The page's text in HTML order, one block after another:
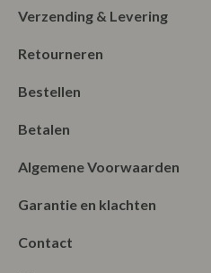
Verzending & Levering
Retourneren
Bestellen
Betalen
Algemene Voorwaarden
Garantie en klachten
Contact